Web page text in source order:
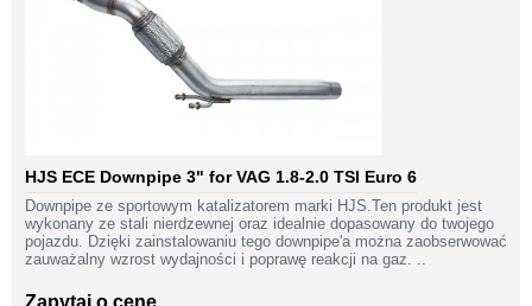
HJS ECE Downpipe 3" for VAG 1.8-2.0 TSI Euro 6
Downpipe ze sportowym katalizatorem marki HJS.Ten produkt jest
wykonany ze stali nierdzewnej oraz idealnie dopasowany do twojego
pojazdu. Dzięki zainstalowaniu tego downpipe'a można zaobserwować
zauważalny wzrost wydajności i poprawę reakcji na gaz. ..